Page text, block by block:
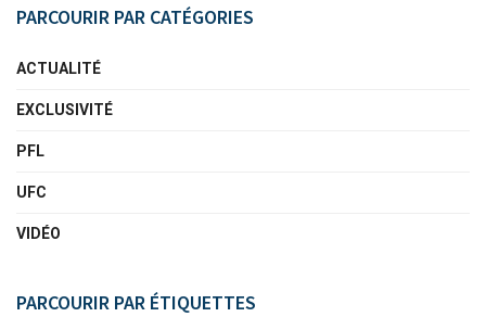
PARCOURIR PAR CATÉGORIES
ACTUALITÉ
EXCLUSIVITÉ
PFL
UFC
VIDÉO
PARCOURIR PAR ÉTIQUETTES